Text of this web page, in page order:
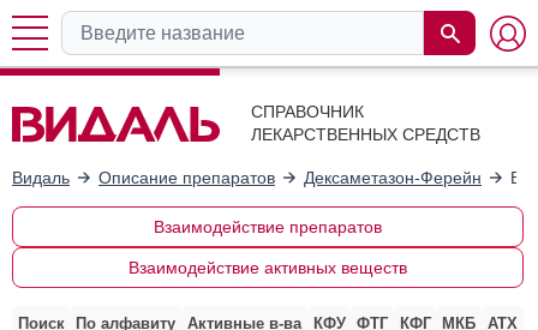
СПРАВОЧНИК
ЛЕКАРСТВЕННЫХ СРЕДСТВ
Видаль Описание препаратов Дексаметазон-Ферейн
Взаимодействие препаратов
Взаимодействие активных веществ
Поиск По алфавиту Активные в-ва КФУ ФТГ КФГ МКБ АТХ